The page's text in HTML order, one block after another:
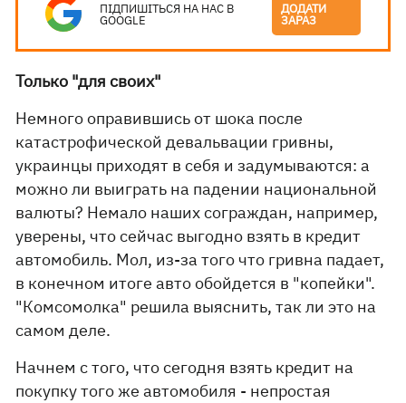
ПІДПИШІТЬСЯ НА НАС В
GOOGLE
ДОДАТИ
ЗАРАЗ
Только "для своих"
Немного оправившись от шока после
катастрофической девальвации гривны,
украинцы приходят в себя и задумываются: а
можно ли выиграть на падении национальной
валюты? Немало наших сограждан, например,
уверены, что сейчас выгодно взять в кредит
автомобиль. Мол, из-за того что гривна падает,
в конечном итоге авто обойдется в "копейки".
"Комсомолка" решила выяснить, так ли это на
самом деле.
Начнем с того, что сегодня взять кредит на
покупку того же автомобиля - непростая